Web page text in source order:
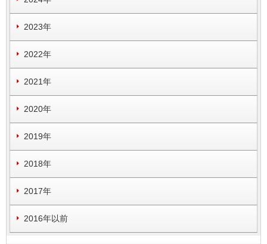
2023年
2022年
2021年
2020年
2019年
2018年
2017年
2016年以前